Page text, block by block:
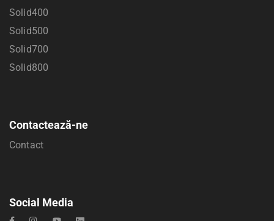
Solid400
Solid500
Solid700
Solid800
Contactează-ne
Contact
Social Media